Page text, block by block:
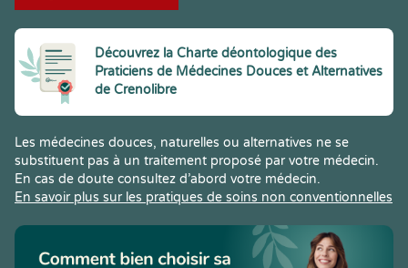
Découvrez la Charte déontologique des
Praticiens de Médecines Douces et Alternatives
de Crenolibre
Les médecines douces, naturelles ou alternatives ne se
substituent pas à un traitement proposé par votre médecin.
En cas de doute consultez d’abord votre médecin.
En savoir plus sur les pratiques de soins non conventionnelles